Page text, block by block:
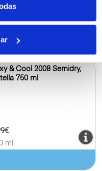
& Cool 2008 Semidry,
750 ml
ml